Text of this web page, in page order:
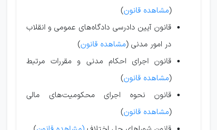
(مشاهده قانون)
قانون آیین دادرسی دادگاه‌های عمومی و انقلاب
در امور مدنی (مشاهده قانون)
قانون اجرای احکام مدنی و مقررات مرتبط
(مشاهده قانون)
قانون نحوه اجرای محکومیت‌های مالی
(مشاهده قانون)